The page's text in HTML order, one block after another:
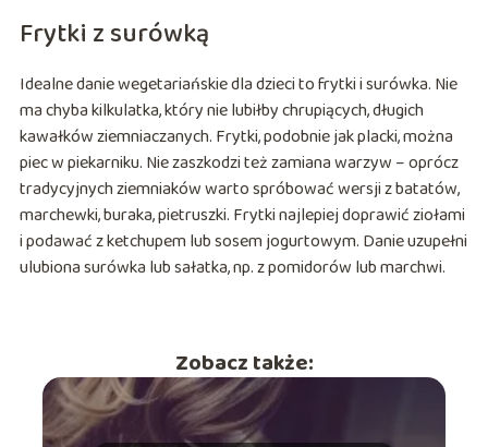
Frytki z surówką
Idealne danie wegetariańskie dla dzieci to frytki i surówka. Nie
ma chyba kilkulatka, który nie lubiłby chrupiących, długich
kawałków ziemniaczanych. Frytki, podobnie jak placki, można
piec w piekarniku. Nie zaszkodzi też zamiana warzyw – oprócz
tradycyjnych ziemniaków warto spróbować wersji z batatów,
marchewki, buraka, pietruszki. Frytki najlepiej doprawić ziołami
i podawać z ketchupem lub sosem jogurtowym. Danie uzupełni
ulubiona surówka lub sałatka, np. z pomidorów lub marchwi.
Zobacz także: